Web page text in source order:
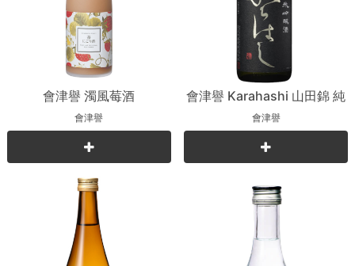
會津譽 濁風莓酒
會津譽
會津譽 Karahashi 山田錦 純
米吟釀
會津譽